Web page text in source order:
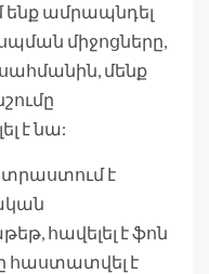
ենք ամրապնդել
միջոցները,
մենք
է նա:
է
հավելել է ֆոն
հաստատվել է